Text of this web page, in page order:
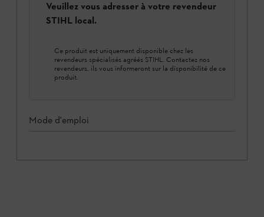
Veuillez vous adresser à votre revendeur
STIHL local.
Ce produit est uniquement disponible chez les
revendeurs spécialisés agréés STIHL. Contactez nos
revendeurs, ils vous informeront sur la disponibilité de ce
produit.
Mode d'emploi